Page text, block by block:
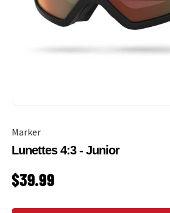
Marker
Lunettes 4:3 - Junior
PRIX HABITUEL
$39.99